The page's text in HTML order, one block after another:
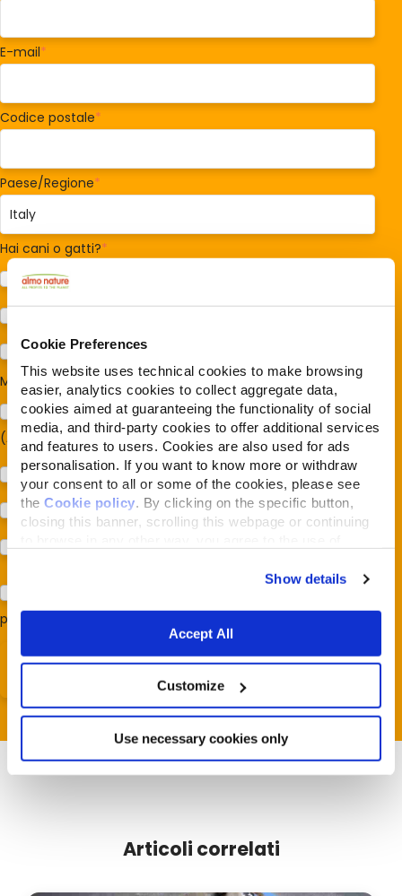
Cookie Preferences
This website uses technical cookies to make browsing
easier, analytics cookies to collect aggregate data,
cookies aimed at guaranteeing the functionality of social
media, and third-party cookies to offer additional services
and features to users. Cookies are also used for ads
personalisation. If you want to know more or withdraw
your consent to all or some of the cookies, please see
the Cookie policy. By clicking on the specific button,
closing this banner, scrolling this webpage or continuing
Show details
Accept All
Customize
Use necessary cookies only
E-mail*
Codice postale*
Paese/Regione*
Hai cani o gatti?*
Cane
Per ora no
Mi interessa:*
Sostegno al modello della Reintegration Economy
(Almonature - Fondazione Capellino)
Protezione della biodiversità (Fondazione Capellino)
Protezione dei cani e dei gatti (Almo Nature)
Prodotti (Almo Nature)
preso visione della
Articoli correlati